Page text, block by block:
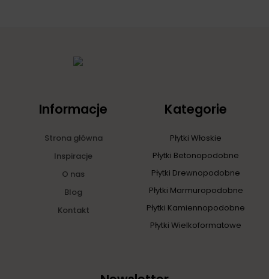
Informacje
Strona główna
Inspiracje
O nas
Blog
Kontakt
Kategorie
Płytki Włoskie
Płytki Betonopodobne
Płytki Drewnopodobne
Płytki Marmuropodobne
Płytki Kamiennopodobne
Płytki Wielkoformatowe